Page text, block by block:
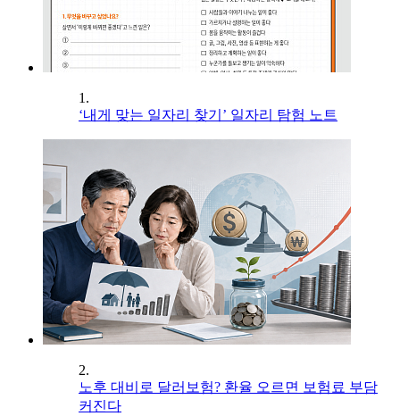
1.
‘내게 맞는 일자리 찾기’ 일자리 탐험 노트
2.
노후 대비로 달러보험? 환율 오르면 보험료 부담
커진다